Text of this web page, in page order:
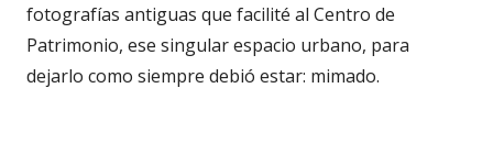
fotografías antiguas que facilité al Centro de
Patrimonio, ese singular espacio urbano, para
dejarlo como siempre debió estar: mimado.